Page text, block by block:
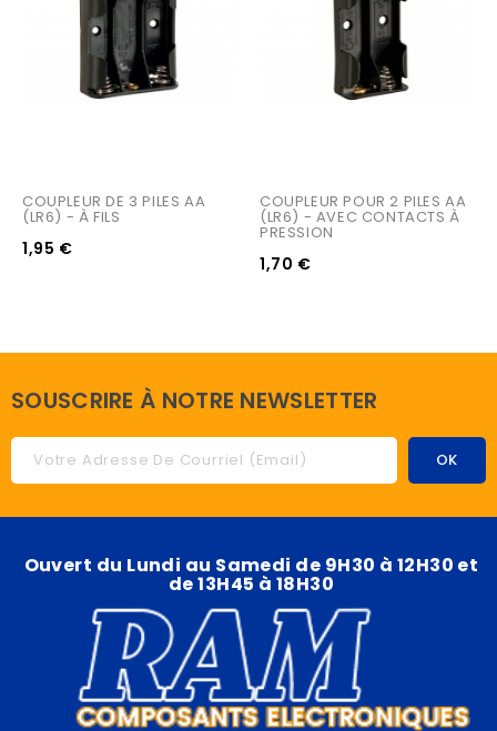
COUPLEUR DE 3 PILES AA
(LR6) - À FILS
1,95 €
COUPLEUR POUR 2 PILES AA
(LR6) - AVEC CONTACTS À
PRESSION
1,70 €
SOUSCRIRE À NOTRE NEWSLETTER
Ouvert du Lundi au Samedi de 9H30 à 12H30 et
de 13H45 à 18H30